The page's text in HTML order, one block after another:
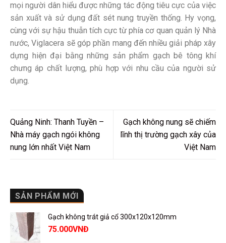
SẢN PHẨM MỚI
Gạch không trát giả cổ 300x120x120mm
75.000VNĐ
mọi người dân hiểu được những tác động tiêu cực của việc
sản xuất và sử dụng đất sét nung truyền thống. Hy vọng,
cùng với sự hậu thuẫn tích cực từ phía cơ quan quản lý Nhà
nước, Viglacera sẽ góp phần mang đến nhiều giải pháp xây
dựng hiện đại bằng những sản phẩm gạch bê tông khí
chưng áp chất lượng, phù hợp với nhu cầu của người sử
dụng.
Quảng Ninh: Thanh Tuyền –
Nhà máy gạch ngói không
nung lớn nhất Việt Nam
Gạch không nung sẽ chiếm
lĩnh thị trường gạch xây của
Việt Nam